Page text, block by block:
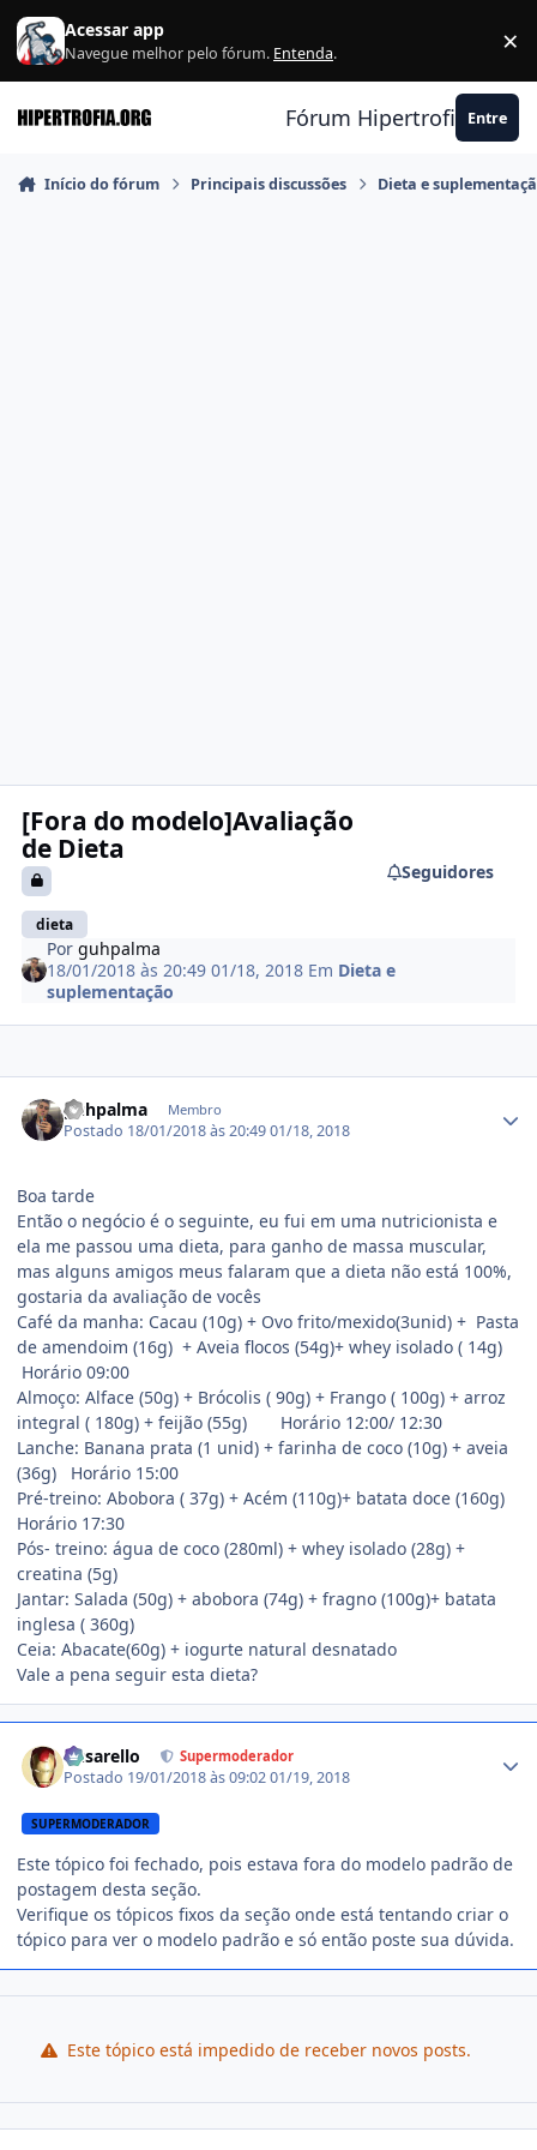
Ir para conteúdo
Acessar app
Navegue melhor pelo fórum. Entenda. ×
Fórum Hipertrofia.org
Entre
Início do fórum Principais discussões Dieta e
[Fora do modelo]Avaliação
de Dieta
dieta
Seguidores
Porguhpalma
18/01/2018 às 20:4901/18, 2018 Em Dieta e
suplementação
guhpalma Membro
Postado 18/01/2018 às 20:4901/18, 2018
Boa tarde
Então o negócio é o seguinte, eu fui em uma nutricionista e
ela me passou uma dieta, para ganho de massa muscular,
mas alguns amigos meus falaram que a dieta não está 100%,
gostaria da avaliação de vocês
Café da manha: Cacau (10g) + Ovo frito/mexido(3unid) + Pasta
de amendoim (16g) + Aveia flocos (54g)+ whey isolado ( 14g)
Horário 09:00
Almoço: Alface (50g) + Brócolis ( 90g) + Frango ( 100g) + arroz
integral ( 180g) + feijão (55g) Horário 12:00/ 12:30
Lanche: Banana prata (1 unid) + farinha de coco (10g) + aveia
(36g) Horário 15:00
Pré-treino: Abobora ( 37g) + Acém (110g)+ batata doce (160g)
Horário 17:30
Pós- treino: água de coco (280ml) + whey isolado (28g) +
creatina (5g)
Jantar: Salada (50g) + abobora (74g) + fragno (100g)+ batata
inglesa ( 360g)
Ceia: Abacate(60g) + iogurte natural desnatado
Vale a pena seguir esta dieta?
busarello Supermoderador
Postado 19/01/2018 às 09:0201/19, 2018
SUPERMODERADOR
Este tópico foi fechado, pois estava fora do modelo padrão de
postagem desta seção.
Verifique os tópicos fixos da seção onde está tentando criar o
tópico para ver o modelo padrão e só então poste sua dúvida.
Este tópico está impedido de receber novos posts.